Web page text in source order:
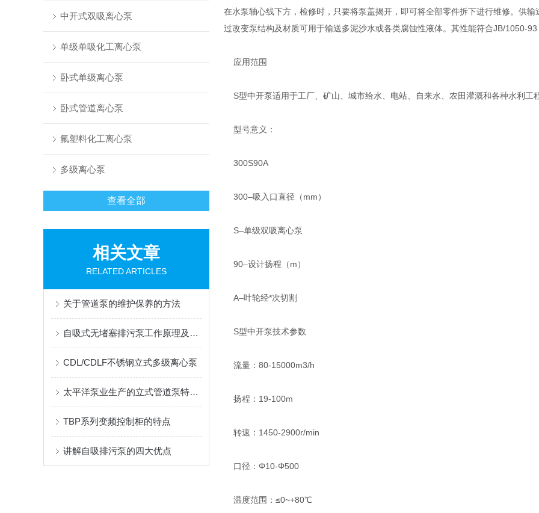
中开式双吸离心泵
单级单吸化工离心泵
卧式单级离心泵
卧式管道离心泵
氟塑料化工离心泵
多级离心泵
查看全部
相关文章
RELATED ARTICLES
关于管道泵的维护保养的方法
自吸式无堵塞排污泵工作原理及适用范围
CDL/CDLF不锈钢立式多级离心泵
太平洋泵业生产的立式管道泵特点介绍
TBP系列变频控制柜的特点
讲解自吸排污泵的四大优点
在水泵轴心线下方，检修时，只要将泵盖揭开，即可将全部零件拆下进行维修。供
过改变泵结构及材质可用于输送多泥沙水或各类腐蚀性液体。其性能符合JB/1050-
应用范围
S型中开泵适用于工厂、矿山、城市给水、电站、自来水、农田灌溉和各种水利工
型号意义：
300S90A
300–吸入口直径（mm）
S–单级双吸离心泵
90–设计扬程（m）
A–叶轮经*次切割
S型中开泵技术参数
流量：80-15000m3/h
扬程：19-100m
转速：1450-2900r/min
口径：Φ10-Φ500
温度范围：≤0~+80℃